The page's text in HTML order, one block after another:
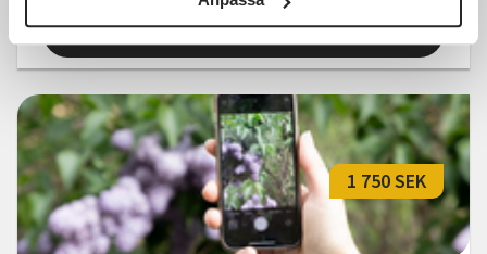
Läs mer och anmäl
1 750 SEK